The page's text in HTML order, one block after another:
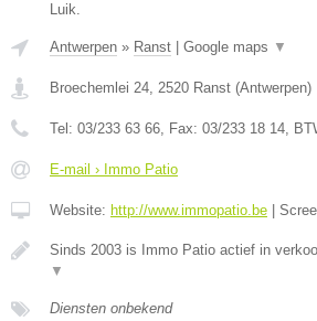
Luik.
Antwerpen » Ranst Google maps ▼
Broechemlei 24, 2520 Ranst (Antwerpen)
Tel: 03/233 63 66, Fax: 03/233 18 14,
E-mail › Immo Patio
Website: http://www.immopatio.be
Sinds 2003 is Immo Patio actief in
▼
Diensten onbekend